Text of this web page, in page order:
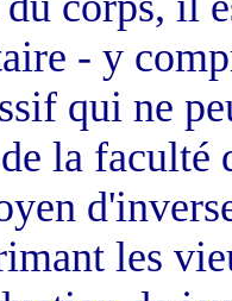
- y
qui ne
de la faculté
les